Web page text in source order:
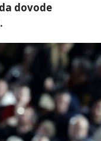
dovode